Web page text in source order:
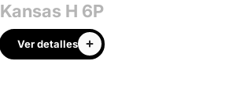
Kansas H 6P
Ver detalles